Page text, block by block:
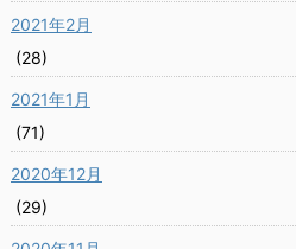
2021年2月
(28)
2021年1月
(71)
2020年12月
(29)